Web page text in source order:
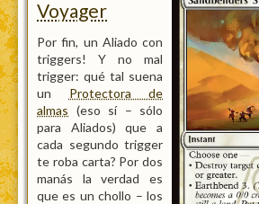
Voyager
Por fin, un Aliado con
triggers! Y no mal
trigger: qué tal suena
un Protectora de
almas (eso sí – sólo
para Aliados) que a
cada segundo trigger
te roba carta? Por dos
manás la verdad es
que es un chollo – los